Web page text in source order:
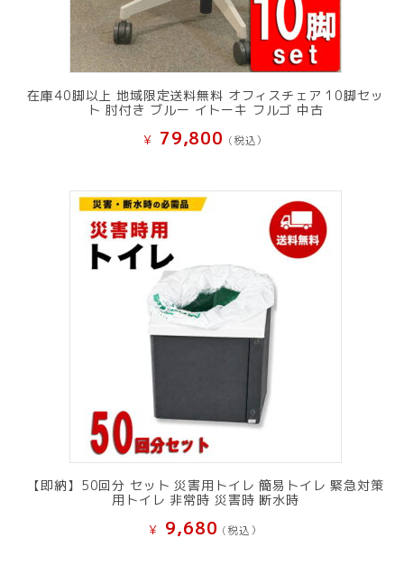
在庫40脚以上 地域限定送料無料 オフィスチェア 10脚セッ
ト 肘付き ブルー イトーキ フルゴ 中古
¥ 79,800 (税込）
【即納】50回分 セット 災害用トイレ 簡易トイレ 緊急対策
用トイレ 非常時 災害時 断水時
¥ 9,680 (税込）